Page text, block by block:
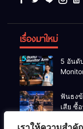
เรื่องมาใหม่
5 อันดั
แข็งแ
น้ำหนัก
โปรไฟ
สำหรับ
ฟันธง
เสีย ซื้อ
Eco